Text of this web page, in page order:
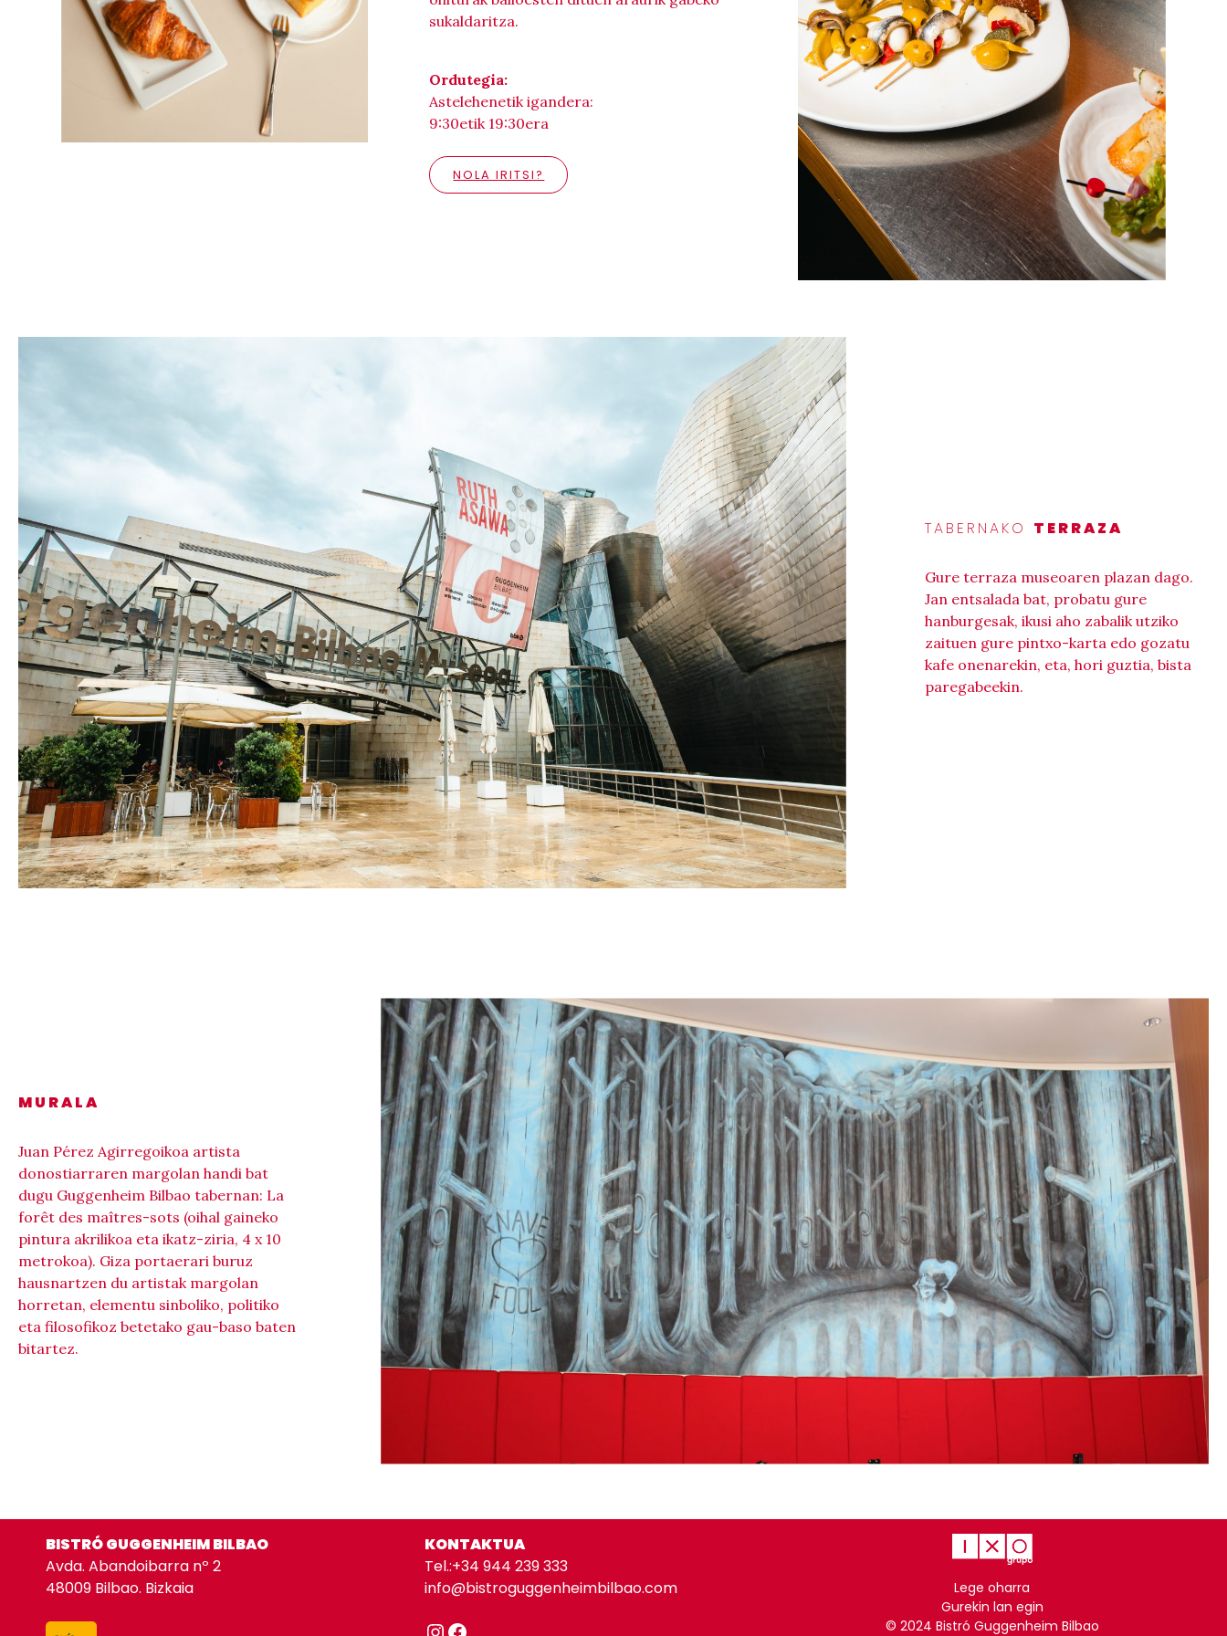
sukaldaritza.
Ordutegia:
Astelehenetik igandera:
9:30etik 19:30era
NOLA IRITSI?
TABERNAKO TERRAZA
Gure terraza museoaren plazan dago.
Jan entsalada bat, probatu gure
hanburgesak, ikusi aho zabalik utziko
zaituen gure pintxo-karta edo gozatu
kafe onenarekin, eta, hori guztia, bista
paregabeekin.
MURALA
Juan Pérez Agirregoikoa artista
donostiarraren margolan handi bat
dugu Guggenheim Bilbao tabernan: La
forêt des maîtres-sots (oihal gaineko
pintura akrilikoa eta ikatz-ziria, 4 x 10
metrokoa). Giza portaerari buruz
hausnartzen du artistak margolan
horretan, elementu sinboliko, politiko
eta filosofikoz betetako gau-baso baten
bitartez.
BISTRÓ GUGGENHEIM BILBAO
Avda. Abandoibarra nº 2
48009 Bilbao. Bizkaia
KONTAKTUA
Tel.:+34 944 239 333
info@bistroguggenheimbilbao.com
Lege oharra
Gurekin lan egin
© 2024 Bistró Guggenheim Bilbao